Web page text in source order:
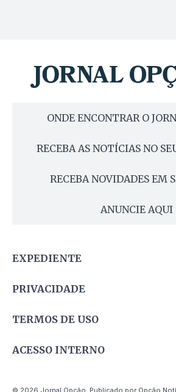
ONDE ENCONTRAR O
RECEBA AS NOTÍCIAS NO
RECEBA NOVIDADES EM
ANUNCIE AQUI
EXPEDIENTE
PRIVACIDADE
TERMOS DE USO
ACESSO INTERNO
© 2026 Jornal Opção. Publicado por Opção